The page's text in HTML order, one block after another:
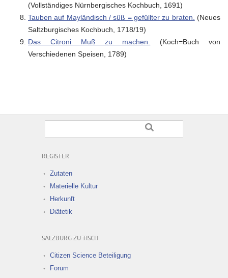
(Vollständiges Nürnbergisches Kochbuch, 1691)
Tauben auf Mayländisch / süß = gefüllter zu braten.
(Neues
Saltzburgisches Kochbuch, 1718/19)
Das Citroni Muß zu machen.
(Koch=Buch von
Verschiedenen Speisen, 1789)
REGISTER
Zutaten
Materielle Kultur
Herkunft
Diätetik
SALZBURG ZU TISCH
Citizen Science Beteiligung
Forum